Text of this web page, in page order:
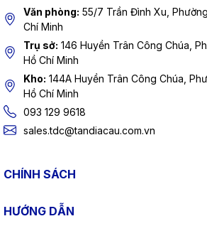
Văn phòng: 55/7 Trần Đình Xu,
Chí Minh
Trụ sở: 146 Huyền Trân Công Chúa,
Hồ Chí Minh
Kho: 144A Huyền Trân Công Chúa,
Hồ Chí Minh
093 129 9618
sales.tdc@tandiacau.com.vn
CHÍNH SÁCH
HƯỚNG DẪN